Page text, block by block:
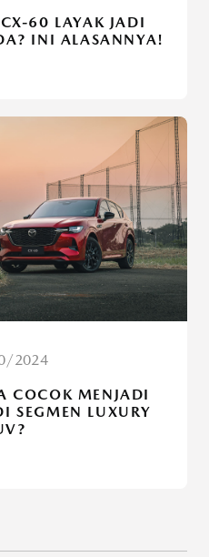
60 LAYAK JADI
INI ALASANNYA!
2024
COCOK MENJADI
SEGMEN LUXURY